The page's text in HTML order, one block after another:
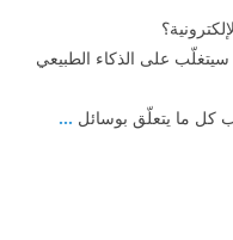
على الذكاء الطبيعي
كل ما يتعلّق بوسائل ...